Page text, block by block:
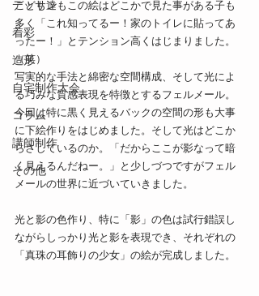
デッサン
着彩
造形
自宅制作大会
コラム
講師制作
その他
こども達もこの絵はどこかで見た事がある子も
多く「これ知ってるー！家のトイレに貼ってあ
ったー！」とテンション高くはじまりました。
（笑）
写実的な手法と綿密な空間構成、そして光によ
る巧みな質感表現を特徴とするフェルメール。
今回は特に黒く見えるバックの空間の形も大事
に下絵作りをはじめました。そして光はどこか
らさしているのか。「だからここが影なって暗
く見えるんだねー。」と少しづつですがフェル
メールの世界に近づいていきました。
光と影の色作り、特に「影」の色は試行錯誤し
ながらしっかり光と影を表現でき、それぞれの
「真珠の耳飾りの少女」の絵が完成しました。